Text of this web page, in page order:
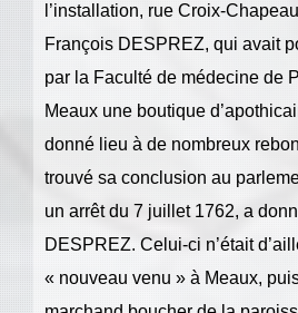
l’installation, rue Croix-
François DESPREZ, qui avait
par la Faculté de médecine de
Meaux une boutique
donné lieu à de nombreux
trouvé sa conclusion au
un arrêt du 7 juillet 1762, a
DESPREZ. Celui-ci n’était
« nouveau venu » à Meaux,